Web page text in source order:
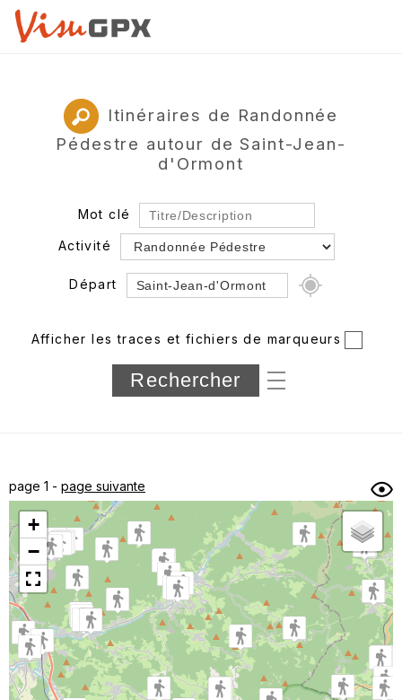
Itinéraires de Randonnée
Pédestre autour de Saint-Jean-
d'Ormont
Mot clé
Activité
Départ
Département
Longueur min/max
sous-dossiers
Trier par
Horodatage Photos
Afficher les traces et fichiers de marqueurs
page 1 - page suivante
+
−